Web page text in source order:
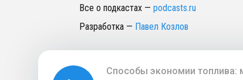
Все о подкастах — podcasts.ru
Разработка — Павел Козлов
Способы экономии топлива: